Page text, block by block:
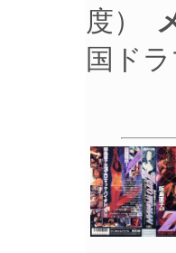
度）
国ドラ